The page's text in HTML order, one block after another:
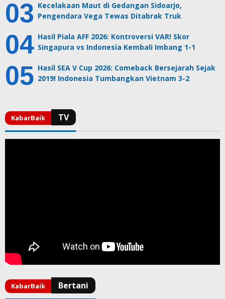
Kecelakaan Maut di Gedangan Sidoarjo,
Pengendara Vega Tewas Ditabrak Truk
Hasil Piala AFF 2026: Kontroversi VAR! Skor
Singapura vs Indonesia Kembali Imbang 1-1
Hasil SEA V Cup 2026: Comeback Bersejarah Sejak
2019! Indonesia Tumbangkan Vietnam 3-2